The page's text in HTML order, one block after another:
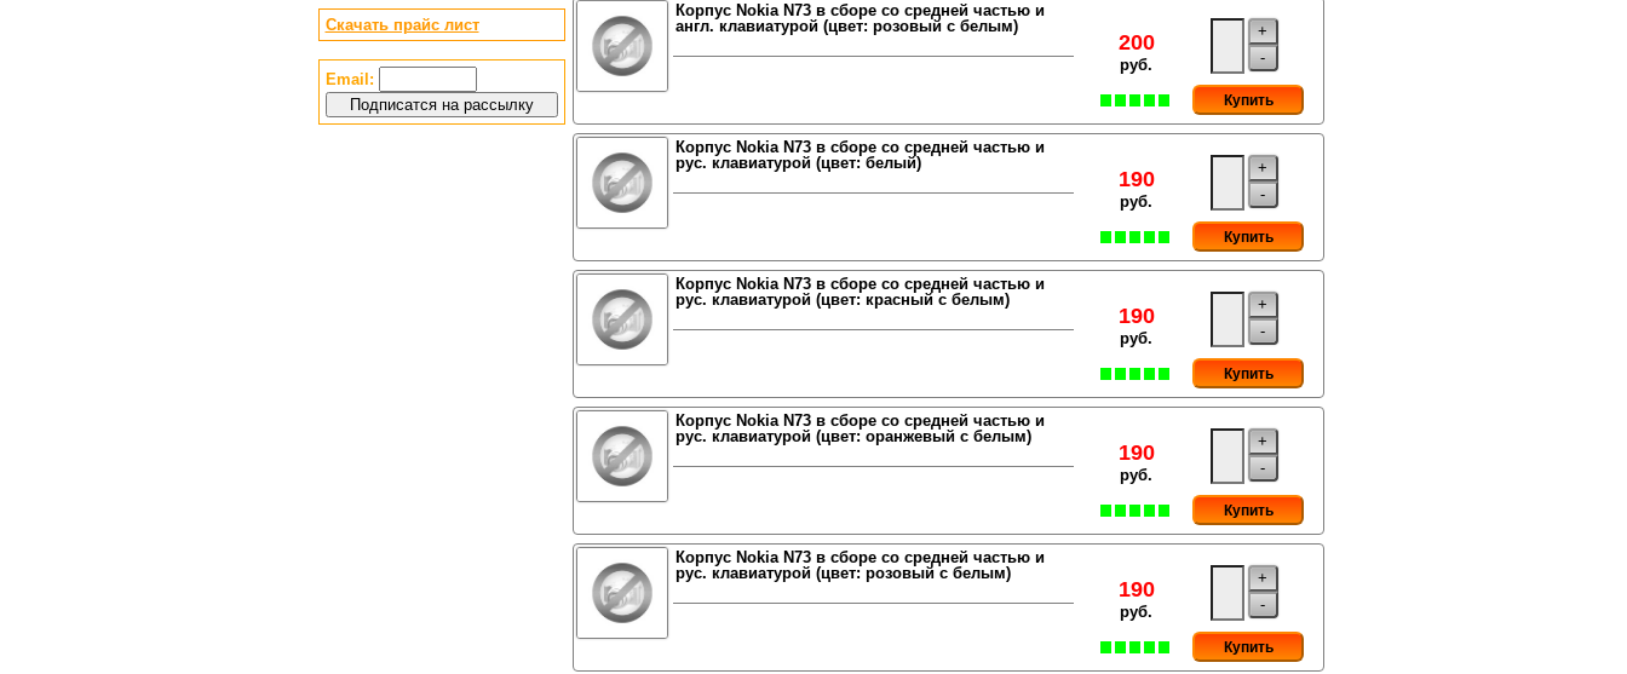
Скачать прайс лист
Email:
Корпус Nokia N73 в сборе со средней частью и
англ. клавиатурой (цвет: розовый с белым)
200
руб.
+
-
Купить
Корпус Nokia N73 в сборе со средней частью и
рус. клавиатурой (цвет: белый)
190
руб.
+
-
Купить
Корпус Nokia N73 в сборе со средней частью и
рус. клавиатурой (цвет: красный с белым)
190
руб.
+
-
Купить
Корпус Nokia N73 в сборе со средней частью и
рус. клавиатурой (цвет: оранжевый с белым)
190
руб.
+
-
Купить
Корпус Nokia N73 в сборе со средней частью и
рус. клавиатурой (цвет: розовый с белым)
190
руб.
+
-
Купить